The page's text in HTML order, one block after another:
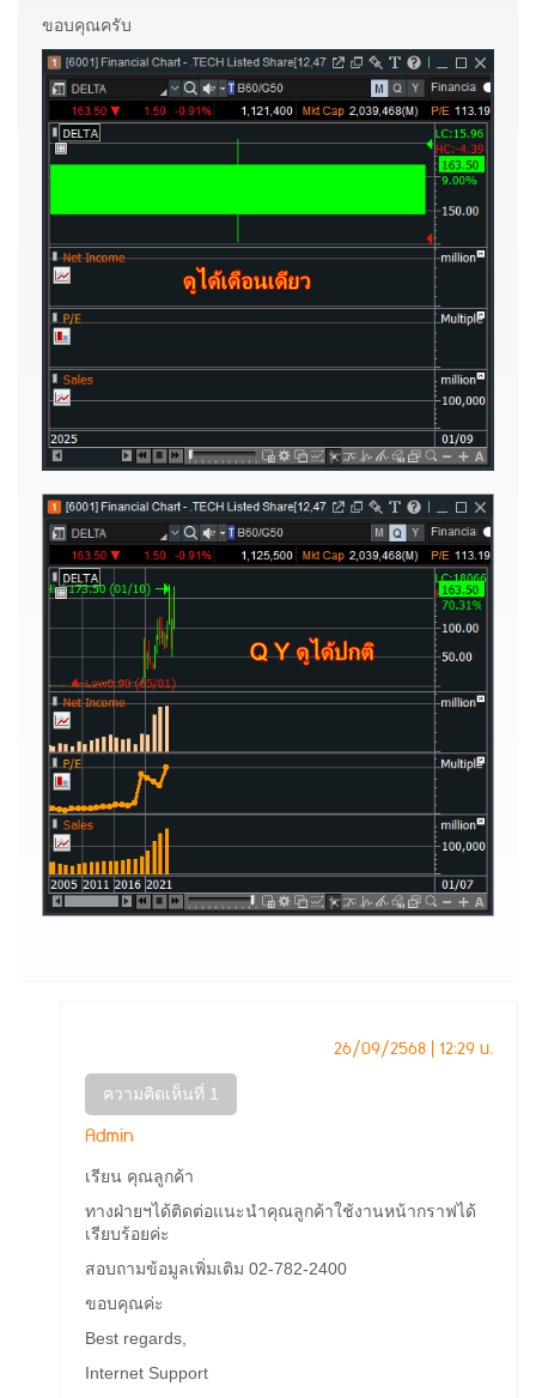
ขอบคุณครับ
26/09/2568 | 12:29 น.
ความคิดเห็นที่ 1
Admin
เรียน คุณลูกค้า
ทางฝ่ายฯได้ติดต่อแนะนำคุณลูกค้าใช้งานหน้ากราฟได้
เรียบร้อยค่ะ
สอบถามข้อมูลเพิ่มเติม 02-782-2400
ขอบคุณค่ะ
Best regards,
Internet Support